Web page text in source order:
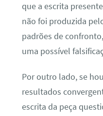
que a escrita
não foi produzida
padrões de
uma possível
Por outro lado, se
resultados
escrita da peça